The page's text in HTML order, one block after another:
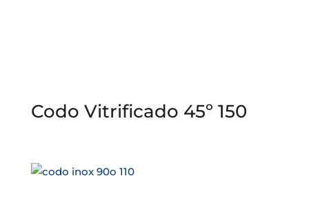
Codo Vitrificado 45º 150